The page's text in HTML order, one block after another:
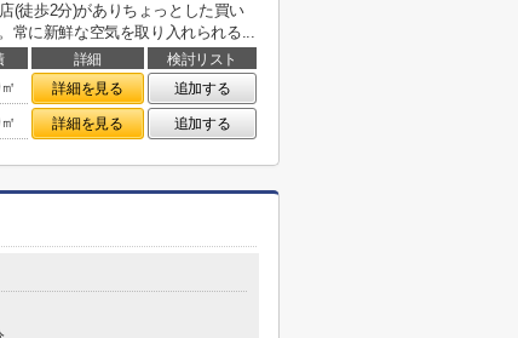
(徒歩2分)がありちょっとした買い
常に新鮮な空気を取り入れられる...
詳細
検討リスト
詳細を見る
追加する
詳細を見る 追加する